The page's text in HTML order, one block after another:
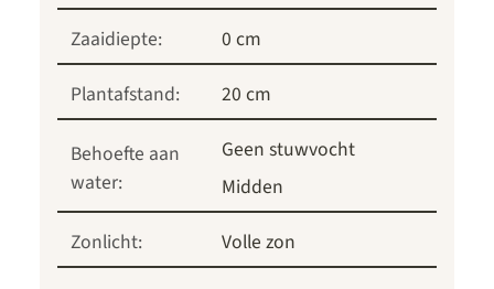
Zaaidiepte:
0 cm
Plantafstand:
20 cm
Behoefte aan
water:
Geen stuwvocht
Midden
Zonlicht:
Volle zon